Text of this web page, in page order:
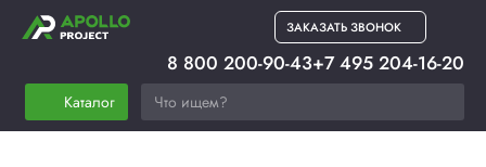
ЗАКАЗАТЬ ЗВОНОК
Каталог
8 800 200-90-43+7 495 204-16-20